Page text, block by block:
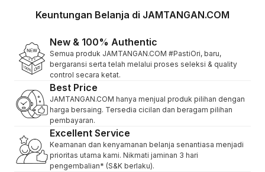
Keuntungan Belanja di JAMTANGAN.COM
New & 100% Authentic
Semua produk JAMTANGAN.COM #PastiOri, baru,
bergaransi serta telah melalui proses seleksi & quality
control secara ketat.
Best Price
JAMTANGAN.COM hanya menjual produk pilihan dengan
harga bersaing. Tersedia cicilan dan beragam pilihan
pembayaran.
Excellent Service
Keamanan dan kenyamanan belanja senantiasa menjadi
prioritas utama kami. Nikmati jaminan 3 hari
pengembalian* (S&K berlaku).